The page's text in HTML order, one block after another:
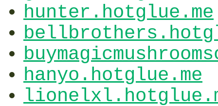
hunter.hotglue.me
hanyo.hotglue.me